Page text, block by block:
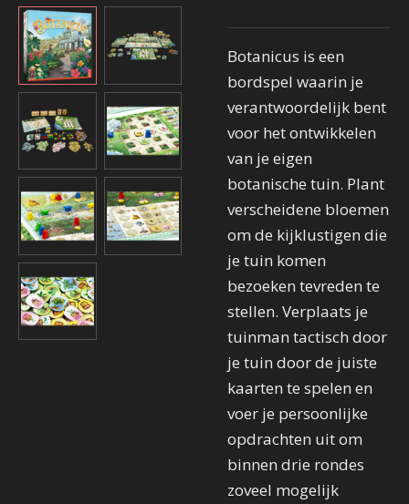
Botanicus is een
bordspel waarin je
verantwoordelijk bent
voor het ontwikkelen
van je eigen
botanische tuin. Plant
verscheidene bloemen
om de kijklustigen die
je tuin komen
bezoeken tevreden te
stellen. Verplaats je
tuinman tactisch door
je tuin door de juiste
kaarten te spelen en
voer je persoonlijke
opdrachten uit om
binnen drie rondes
zoveel mogelijk